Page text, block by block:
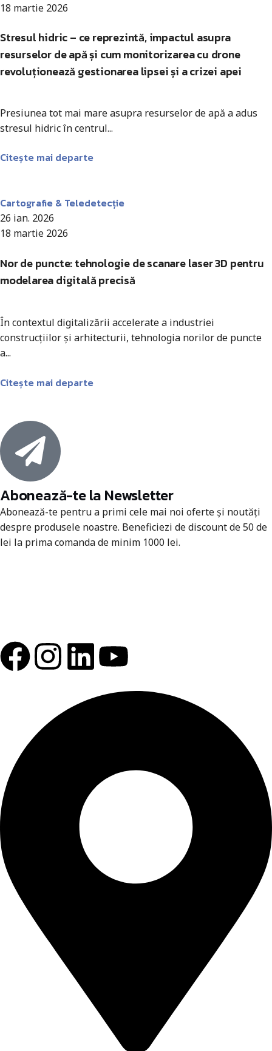
18 martie 2026
Stresul hidric – ce reprezintă, impactul asupra
resurselor de apă și cum monitorizarea cu drone
revoluționează gestionarea lipsei și a crizei apei
Presiunea tot mai mare asupra resurselor de apă a adus
stresul hidric în centrul...
Citește mai departe
Cartografie & Teledetecție
26 ian. 2026
18 martie 2026
Nor de puncte: tehnologie de scanare laser 3D pentru
modelarea digitală precisă
În contextul digitalizării accelerate a industriei
construcțiilor și arhitecturii, tehnologia norilor de puncte
a...
Citește mai departe
Abonează-te la Newsletter
Abonează-te pentru a primi cele mai noi oferte și noutăți
despre produsele noastre. Beneficiezi de discount de 50 de
lei la prima comanda de minim 1000 lei.